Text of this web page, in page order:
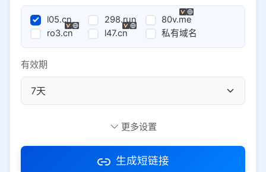
l05.cn 298.run
80v.me
ro3.cn
l47.cn 私有域名
有效期
更多设置
生成短链接